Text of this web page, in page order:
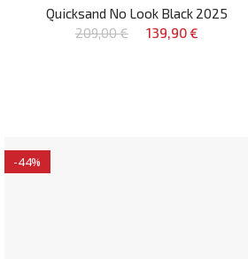
Quicksand No Look Black 2025
209,00 €
139,90 €
-44%